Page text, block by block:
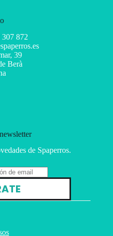
872
39
Berà
de Spaperros.